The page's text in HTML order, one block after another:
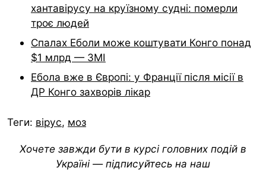
хантавірусу на круїзному судні: померли
троє людей
Спалах Еболи може коштувати Конго понад
$1 млрд — ЗМІ
Ебола вже в Європі: у Франції після місії в
ДР Конго захворів лікар
Теги: вірус, моз
Хочете завжди бути в курсі головних подій в
Україні — підписуйтесь на наш